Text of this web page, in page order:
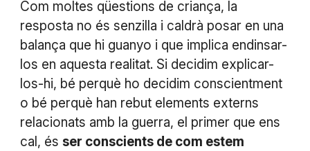
Com moltes qüestions de criança, la
resposta no és senzilla i caldrà posar en una
balança que hi guanyo i que implica endinsar-
los en aquesta realitat. Si decidim explicar-
los-hi, bé perquè ho decidim conscientment
o bé perquè han rebut elements externs
relacionats amb la guerra, el primer que ens
cal, és ser conscients de com estem